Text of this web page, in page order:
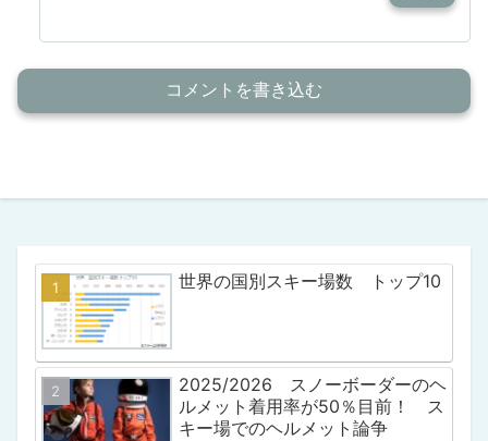
コメントを書き込む
世界の国別スキー場数 トップ10
2025/2026 スノーボーダーのヘ
ルメット着用率が50％目前！ ス
キー場でのヘルメット論争